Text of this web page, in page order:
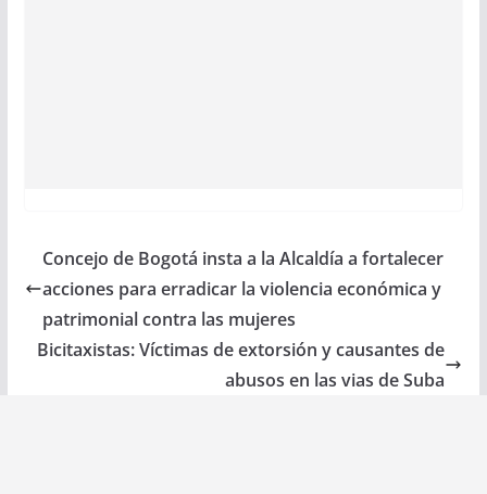
Concejo de Bogotá insta a la Alcaldía a fortalecer
acciones para erradicar la violencia económica y
patrimonial contra las mujeres
Bicitaxistas: Víctimas de extorsión y causantes de
abusos en las vias de Suba